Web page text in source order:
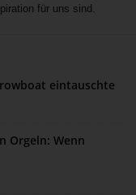
für uns sind.
eintauschte
Orgeln: Wenn